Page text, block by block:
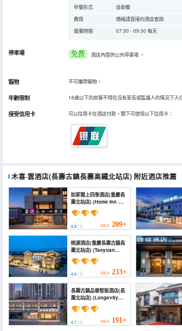
早餐形式
自助餐
費用
價格請直接向酒店查詢
營業時間
07:30 - 09:30 每天
停車場 免费 酒店內提供公共停車場 。
寵物 不可攜帶寵物。
年齡限制 18歲以下的房客不得在沒有家長或監護人的情況下入
接受信用卡 可以信用卡在酒店付款，閣下可使用以下信用卡：
木喜·雲酒店(長壽古鎮長壽高鐵北站店) 附近酒店推薦
如家雲上四季酒店(重慶長
壽北站店) (Home Inn ·
Season Sky
(Chongqing Changshou
North Station))
4.9 / 5 HKD 209+
桃源酒店(重慶長壽古鎮長
壽北站店) (Taoyuan
Hotel)
4.6 / 5 HKD 233+
長壽古鎮品尊智能酒店(長
壽北站店) (Longevity
Ancient Town Pinzun
Intelligent Hotel
(Changshou North
Station))
4.7 / 5 HKD 191+